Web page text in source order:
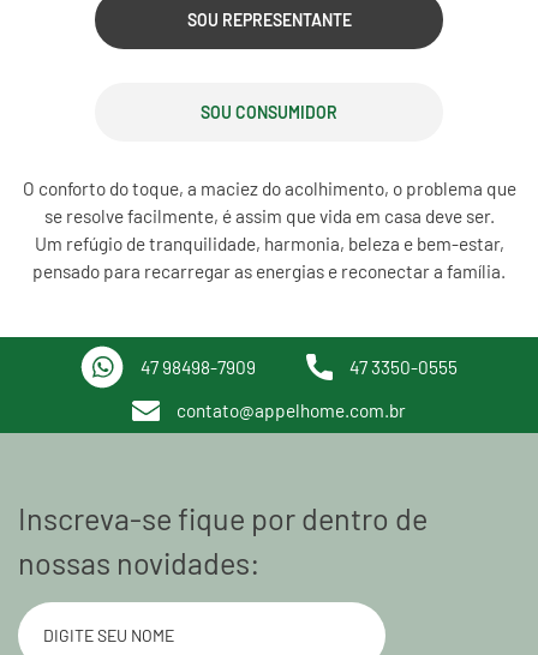
SOU REPRESENTANTE
SOU CONSUMIDOR
O conforto do toque, a maciez do acolhimento, o problema que
se resolve facilmente, é assim que vida em casa deve ser.
Um refúgio de tranquilidade, harmonia, beleza e bem-estar,
pensado para recarregar as energias e reconectar a família.
47 98498-7909 47 3350-0555
contato@appelhome.com.br
Inscreva-se fique por dentro de
nossas novidades: